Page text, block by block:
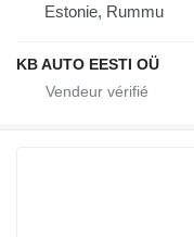
Estonie, Rummu
KB AUTO EESTI OÜ